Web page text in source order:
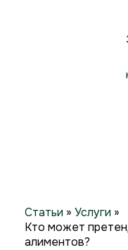
Статьи » Услуги »
Кто может
алиментов?